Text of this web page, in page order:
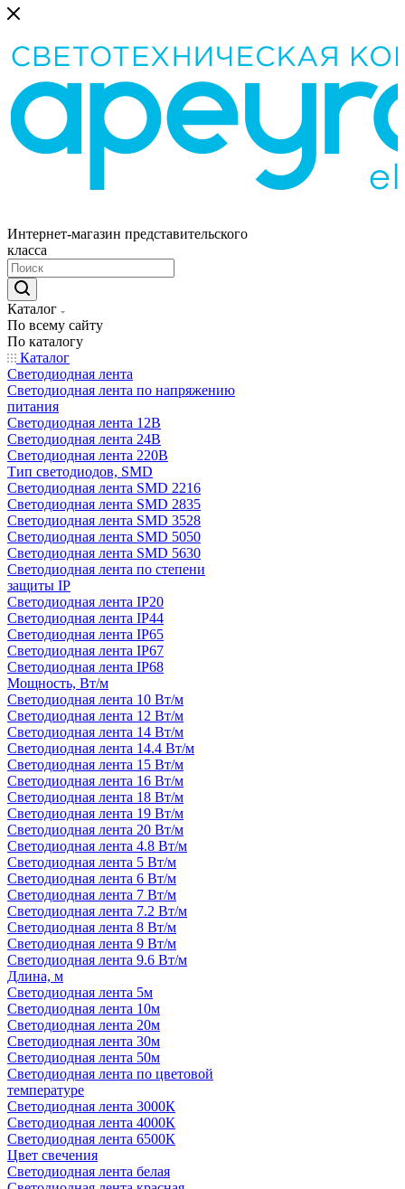
Интернет-магазин представительского
класса
Каталог
По всему сайту
По каталогу
Каталог
Светодиодная лента
Светодиодная лента по напряжению
питания
Светодиодная лента 12В
Светодиодная лента 24В
Светодиодная лента 220В
Тип светодиодов, SMD
Cветодиодная лента SMD 2216
Светодиодная лента SMD 2835
Светодиодная лента SMD 3528
Светодиодная лента SMD 5050
Светодиодная лента SMD 5630
Светодиодная лента по степени
защиты IP
Светодиодная лента IP20
Светодиодная лента IP44
Светодиодная лента IP65
Светодиодная лента IP67
Светодиодная лента IP68
Мощность, Вт/м
Светодиодная лента 10 Вт/м
Светодиодная лента 12 Вт/м
Светодиодная лента 14 Вт/м
Светодиодная лента 14.4 Вт/м
Светодиодная лента 15 Вт/м
Светодиодная лента 16 Вт/м
Светодиодная лента 18 Вт/м
Светодиодная лента 19 Вт/м
Светодиодная лента 20 Вт/м
Светодиодная лента 4.8 Вт/м
Светодиодная лента 5 Вт/м
Светодиодная лента 6 Вт/м
Светодиодная лента 7 Вт/м
Светодиодная лента 7.2 Вт/м
Светодиодная лента 8 Вт/м
Светодиодная лента 9 Вт/м
Светодиодная лента 9.6 Вт/м
Длина, м
Светодиодная лента 5м
Светодиодная лента 10м
Светодиодная лента 20м
Светодиодная лента 30м
Светодиодная лента 50м
Светодиодная лента по цветовой
температуре
Светодиодная лента 3000К
Светодиодная лента 4000К
Светодиодная лента 6500К
Цвет свечения
Светодиодная лента белая